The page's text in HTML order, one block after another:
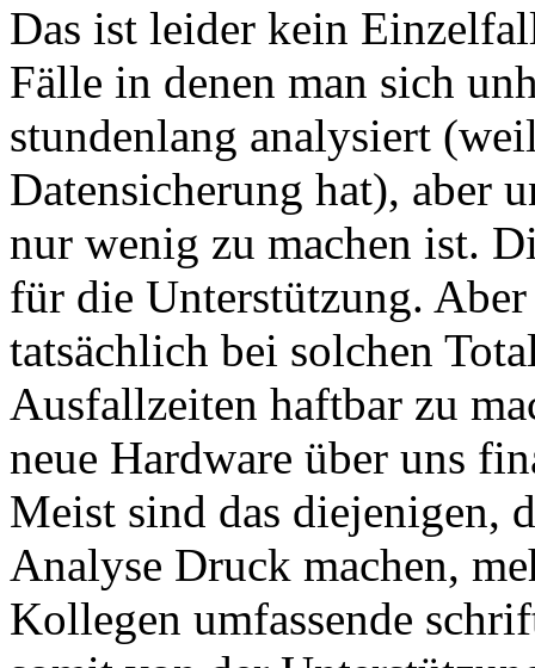
Das ist leider kein
Fälle in denen man sich
stundenlang analysiert
Datensicherung hat), aber
nur wenig zu machen ist.
für die Unterstützung.
tatsächlich bei solchen
Ausfallzeiten haftbar zu
neue Hardware über uns
Meist sind das diejenigen,
Analyse Druck machen,
Kollegen umfassende